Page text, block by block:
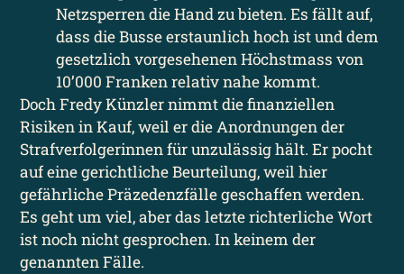
Netz­sperren die Hand zu bieten. Es fällt auf,
dass die Busse erstaunlich hoch ist und dem
gesetzlich vorgesehenen Höchstmass von
10’000 Franken relativ nahe kommt.
Doch Fredy Künzler nimmt die finanziellen
Risiken in Kauf, weil er die Anordnungen der
Straf­verfolgerinnen für unzulässig hält. Er pocht
auf eine gerichtliche Beurteilung, weil hier
gefährliche Präzedenz­fälle geschaffen werden.
Es geht um viel, aber das letzte richterliche Wort
ist noch nicht gesprochen. In keinem der
genannten Fälle.